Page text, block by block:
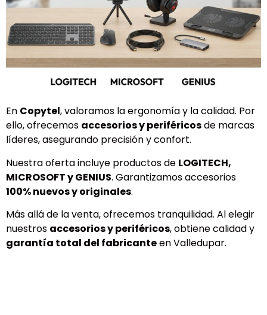
En Copytel, valoramos la ergonomía y la calidad. Por
ello, ofrecemos accesorios y periféricosde marcas
líderes, asegurando precisión y confort.
Nuestra oferta incluye productos de LOGITECH,
MICROSOFT y GENIUS. Garantizamos accesorios
100% nuevos y originales.
Más allá de la venta, ofrecemos tranquilidad. Al elegir
nuestros accesorios y periféricos, obtiene calidad y
garantía total del fabricanteen Valledupar.